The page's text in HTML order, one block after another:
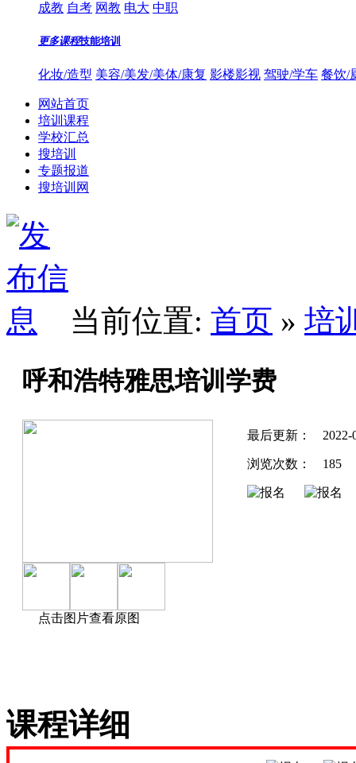
成教 自考 网教 电大 中职
更多课程技能培训
化妆/造型 美容/美发/美体/康复 影楼影视 驾驶/学车 餐饮/
网站首页
培训课程
学校汇总
搜培训
专题报道
搜培训网
当前位置: 首页 » 培
呼和浩特雅思培训学费
点击图片查看原图
最后更新： 2022-
浏览次数： 185
课程详细